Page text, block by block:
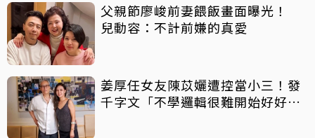
父親節廖峻前妻餵飯畫面曝光！
兒動容：不計前嫌的真愛
姜厚任女友陳苡孋遭控當小三！發
千字文「不學邏輯很難開始好好